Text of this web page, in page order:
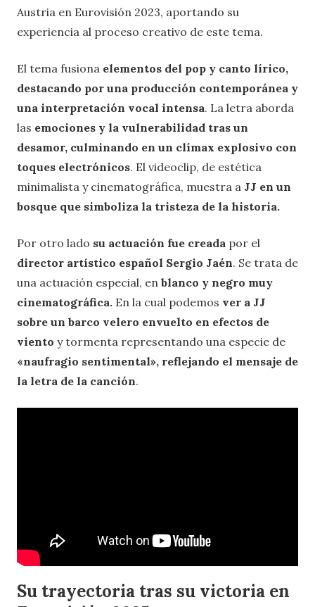
Austria en Eurovisión 2023, aportando su
experiencia al proceso creativo de este tema.
El tema fusiona elementos del pop y canto lírico,
destacando por una producción contemporánea y
una interpretación vocal intensa. La letra aborda
las emociones y la vulnerabilidad tras un
desamor, culminando en un clímax explosivo con
toques electrónicos. El videoclip, de estética
minimalista y cinematográfica, muestra a JJ en un
bosque que simboliza la tristeza de la historia.
Por otro lado su actuación fue creada por el
director artístico español Sergio Jaén. Se trata de
una actuación especial, en blanco y negro muy
cinematográfica. En la cual podemos ver a JJ
sobre un barco velero envuelto en efectos de
viento y tormenta representando una especie de
«naufragio sentimental», reflejando el mensaje de
la letra de la canción.
Su trayectoria tras su victoria en